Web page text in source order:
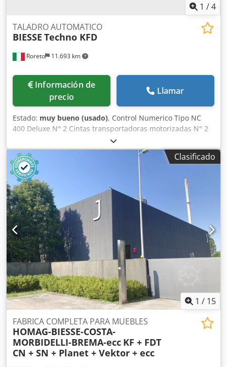
1 /4
Roreto 11.693 km
TALADRO AUTOMATICO
BIESSE Techno KFD
Información de
precio
Llamar
Estado: muy bueno (usado), Control Numerico Tipo NC
400 Deluxe N° 2 Cintas transportadoras motorizadas N° 2
Grupos/Soportes horizontales N° 1 Cabezales de taladro
para cada soporte horizontal N° 20 Brocas para cada
cabezal de taladro horizontal Anchura maxima de trabajo
(mm) 3200 Anchura minima de trabajo (mm) 205 (ca.) N° 5
Grupos/Soportes verticales inferiores N° 2 Cabezales de
taladro para cada soporte vertical inferior N° 2
Grupos/Soportes verticales superiores N° 2 Cabezales de
taladro para cada soporte vertical superior N° 4 Prensores
verticales superior N° 2 Cinta motorizada para la
evacuación de los escombros/virutas El CNC controla el
desplazamiento (eje X) del soporte horizontal móvil Codpfx
Asyyw Sdegtjrf El CNC controla el desplazamiento (eje Y) de
las paradas/topes El CNC controla el desplazamiento (eje
X) de las cintas de transporte Potencia total instalada (Kw)
Clasificado
1 / 15
FABRICA COMPLETA PARA MUEBLES
HOMAG-BIESSE-COSTA-
MORBIDELLI-BREMA-ecc KF + FDT
CN + SN + Planet + Vektor + ecc